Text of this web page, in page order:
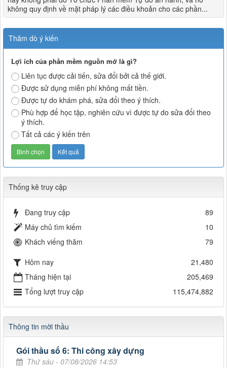
không quy định về mặt pháp lý các điều khoản cho các phần...
Thăm dò ý kiến
Lợi ích của phần mềm nguồn mở là gì?
Liên tục được cải tiến, sửa đổi bởi cả thế giới.
Được sử dụng miễn phí không mất tiền.
Được tự do khám phá, sửa đổi theo ý thích.
Phù hợp để học tập, nghiên cứu vì được tự do sửa đổi theo
ý thích.
Tất cả các ý kiến trên
Thống kê truy cập
Đang truy cập
89
Máy chủ tìm kiếm
10
Khách viếng thăm
79
Hôm nay
21,480
Tháng hiện tại
205,469
Tổng lượt truy cập
115,474,882
Thông tin mời thầu
Gói thầu số 6: Thi công xây dựng
Thứ sáu - 07/08/2026 14:53